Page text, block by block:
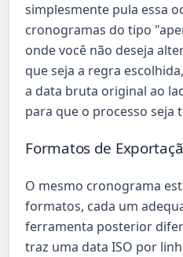
simplesmente pula essa
cronogramas do tipo
onde você não deseja
que seja a regra
a data bruta original ao
para que o processo seja
Formatos de
O mesmo cronograma
formatos, cada um
ferramenta posterior
traz uma data ISO por